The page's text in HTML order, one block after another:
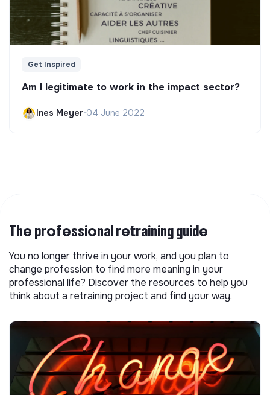
Get Inspired
Am I legitimate to work in the impact sector?
Ines Meyer•04 June 2022
The professional retraining guide
You no longer thrive in your work, and you plan to
change profession to find more meaning in your
professional life? Discover the resources to help you
think about a retraining project and find your way.